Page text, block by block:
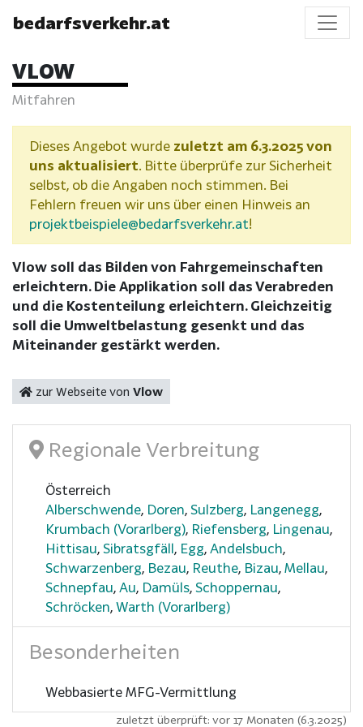
bedarfsverkehr.at
VLOW
Mitfahren
Dieses Angebot wurde zuletzt am 6.3.2025 von
uns aktualisiert. Bitte überprüfe zur Sicherheit
selbst, ob die Angaben noch stimmen. Bei
Fehlern freuen wir uns über einen Hinweis an
projektbeispiele@bedarfsverkehr.at!
Vlow soll das Bilden von Fahrgemeinschaften
erleichtern. Die Applikation soll das Verabreden
und die Kostenteilung erleichtern. Gleichzeitig
soll die Umweltbelastung gesenkt und das
Miteinander gestärkt werden.
zur Webseite von Vlow
Regionale Verbreitung
Österreich
Alberschwende, Doren, Sulzberg, Langenegg,
Krumbach (Vorarlberg), Riefensberg, Lingenau,
Hittisau, Sibratsgfäll, Egg, Andelsbuch,
Schwarzenberg, Bezau, Reuthe, Bizau, Mellau,
Schnepfau, Au, Damüls, Schoppernau,
Schröcken, Warth (Vorarlberg)
Besonderheiten
Webbasierte MFG-Vermittlung
zuletzt überprüft: vor 17 Monaten (6.3.2025)